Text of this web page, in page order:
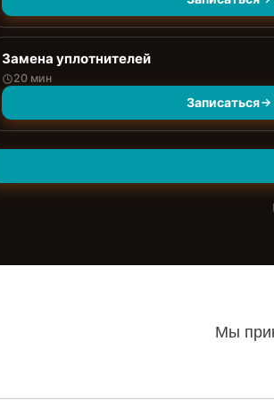
Замена уплотнителей
20 мин
Записаться
Мы